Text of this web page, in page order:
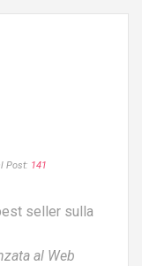
Post: 141
seller sulla
al Web